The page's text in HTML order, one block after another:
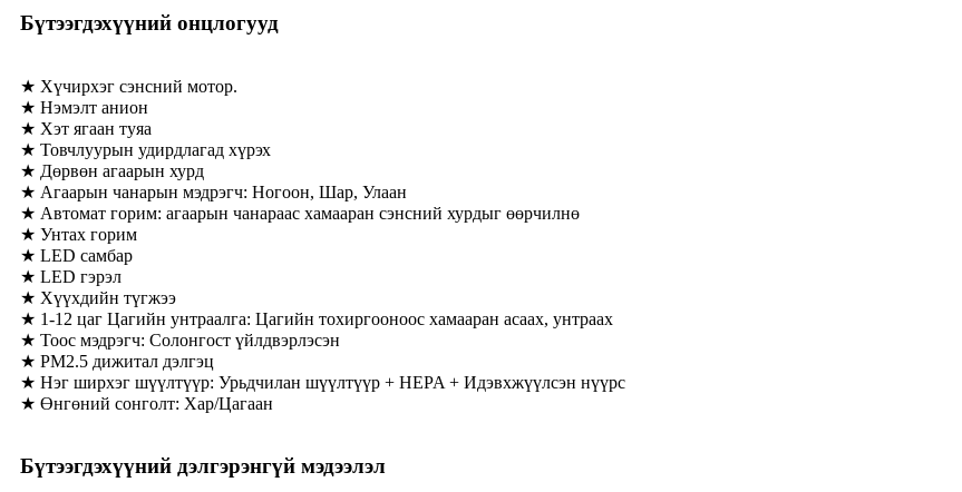
Бүтээгдэхүүний онцлогууд
★ Хүчирхэг сэнсний мотор.
★ Нэмэлт анион
★ Хэт ягаан туяа
★ Товчлуурын удирдлагад хүрэх
★ Дөрвөн агаарын хурд
★ Агаарын чанарын мэдрэгч: Ногоон, Шар, Улаан
★ Автомат горим: агаарын чанараас хамааран сэнсний хурдыг өөрчилнө
★ Унтах горим
★ LED самбар
★ LED гэрэл
★ Хүүхдийн түгжээ
★ 1-12 цаг Цагийн унтраалга: Цагийн тохиргооноос хамааран асаах, унтраах
★ Тоос мэдрэгч: Солонгост үйлдвэрлэсэн
★ PM2.5 дижитал дэлгэц
★ Нэг ширхэг шүүлтүүр: Урьдчилан шүүлтүүр + HEPA + Идэвхжүүлсэн нүүрс
★ Өнгөний сонголт: Хар/Цагаан
Бүтээгдэхүүний дэлгэрэнгүй мэдээлэл